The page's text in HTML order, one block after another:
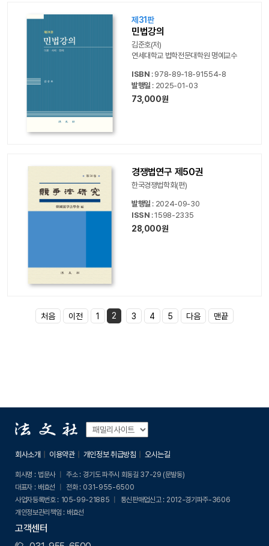
제31판
민법강의
김준호(저)
연세대학교 법학전문대학원 명예교수
ISBN : 978-89-18-91554-8
발행일 : 2025-01-03
73,000원
경쟁법연구 제50권
한국경쟁법학회(편)
발행일 : 2024-09-30
ISSN : 1598-2335
28,000원
처음 이전 1 2 3 4 5 다음 맨끝
회사소개 이용약관 개인정보 취급방침 오시는길
회사명 : 법문사 주소 : 경기도 파주시 회동길 37-29 (문발동)
대표자 : 배효선 전화 : 031-955-6500
사업자등록번호 : 105-99-21885 통신판매업신고 : 2012-경기파주-3606
개인정보관리책임 : 배효선
고객센터